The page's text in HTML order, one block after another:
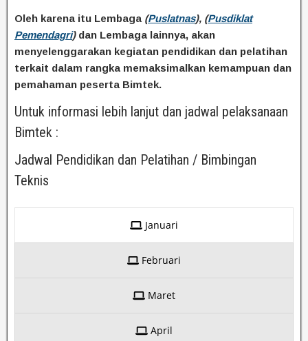
Oleh karena itu Lembaga (Puslatnas), (Pusdiklat
Pemendagri)dan Lembaga lainnya, akan
menyelenggarakan kegiatan pendidikan dan pelatihan
terkait dalam rangka memaksimalkan kemampuan dan
pemahaman peserta Bimtek.
Untuk informasi lebih lanjut dan jadwal pelaksanaan
Bimtek :
Jadwal Pendidikan dan Pelatihan / Bimbingan
Teknis
Januari
Februari
Maret
April